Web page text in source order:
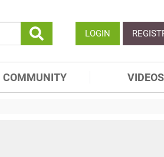
LOGIN
COMMUNITY VIDEOS